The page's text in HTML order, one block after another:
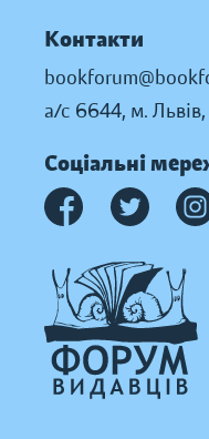
Контакти
а/с 6644, м.
Соціальні